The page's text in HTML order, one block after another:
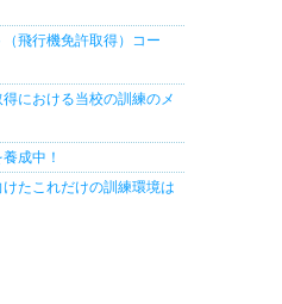
（飛行機免許取得）コー
における当校の訓練のメ
成中！
たこれだけの訓練環境は